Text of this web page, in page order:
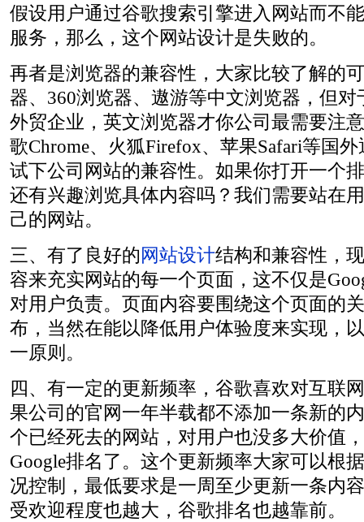
假设用户通过谷歌搜索引擎进入网站而不
服务，那么，这个网站设计是失败的。
再者是浏览器的兼容性，大家比较了解的
器、360浏览器、遨游等中文浏览器，但
外贸企业，英文浏览器才你公司最需要注
歌Chrome、火狐Firefox、苹果Safari等国
试下公司网站的兼容性。如果你打开一个
还有兴趣浏览具体内容吗？我们需要站在
己的网站。
三、有了良好的网站设计结构和兼容性，
容来充实网站的每一个页面，这不仅是
对用户负责。页面内容要围绕这个页面的
布，当然在能以降低用户体验度来实现，
一原则。
四、有一定的更新频率，谷歌喜欢对互联
果公司的官网一年半载都不添加一条新的
个已经死去的网站，对用户也没多大价值
Google排名了。这个更新频率大家可以根
况控制，最低要求是一周至少更新一条内
受欢迎程度也越大，谷歌排名也越靠前。